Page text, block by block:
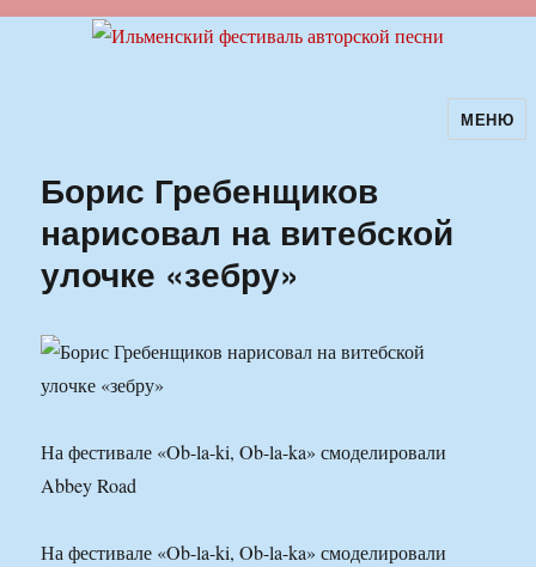
Ильменский фестиваль авторскойМЕНЮ
Борис Гребенщиков
нарисовал на витебской
улочке «зебру»
На фестивале «Ob-la-ki, Ob-la-ka» смоделировали
Abbey Road
На фестивале «Ob-la-ki, Ob-la-ka» смоделировали